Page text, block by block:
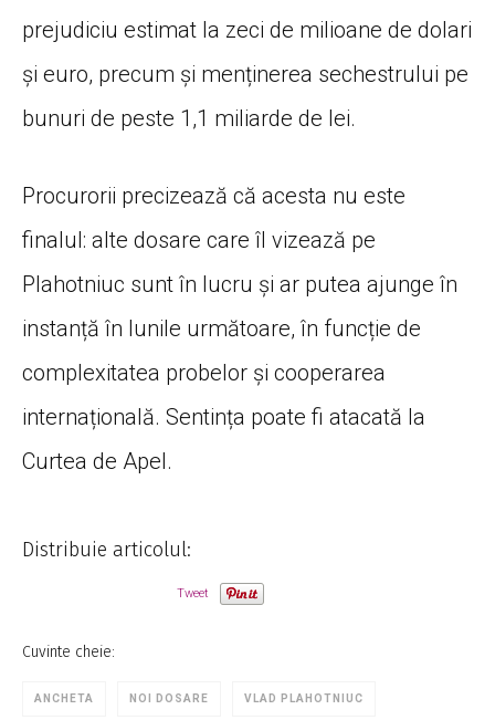
prejudiciu estimat la zeci de milioane de dolari
și euro, precum și menținerea sechestrului pe
bunuri de peste 1,1 miliarde de lei.
Procurorii precizează că acesta nu este
finalul: alte dosare care îl vizează pe
Plahotniuc sunt în lucru și ar putea ajunge în
instanță în lunile următoare, în funcție de
complexitatea probelor și cooperarea
internațională. Sentința poate fi atacată la
Curtea de Apel.
Distribuie articolul:
Tweet
Cuvinte cheie:
ANCHETA NOI DOSARE VLAD PLAHOTNIUC